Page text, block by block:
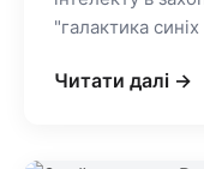
"галактика синіх
Читати далі →